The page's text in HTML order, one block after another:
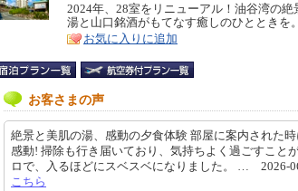
リ
ア
特
徴
2024年、28室をリニューアル！油谷湾の
湯と山口銘酒がもてなす癒しのひとときを。
お気に入りに追加
お客さまの声
絶景と美肌の湯、感動の夕食体験 部屋に案内された
感動! 掃除も行き届いており、気持ちよく過ごすこと
ロで、入るほどにスベスベになりました。 … 2026-
こちら